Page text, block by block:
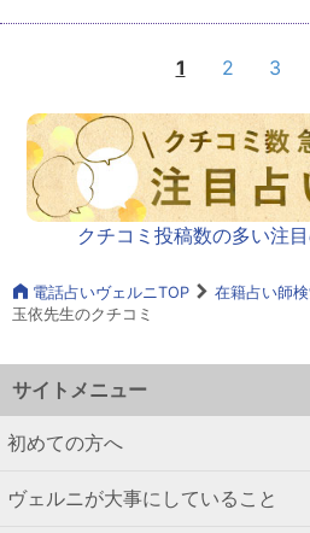
1 2 3
クチコミ投稿数の多い注
電話占いヴェルニTOP 在籍占い師
玉依先生のクチコミ
サイトメニュー
初めての方へ
ヴェルニが大事にしていること